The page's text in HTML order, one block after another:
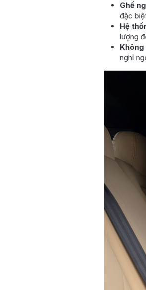
Chuyến
Bạn: Xe
Bay Có
Liên
chúng
Ghế
đặc
Hệ
lượng
nghỉ